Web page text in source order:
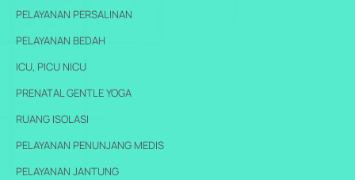
PELAYANAN PERSALINAN
PELAYANAN BEDAH
ICU, PICU NICU
PRENATAL GENTLE YOGA
RUANG ISOLASI
PELAYANAN PENUNJANG MEDIS
PELAYANAN JANTUNG